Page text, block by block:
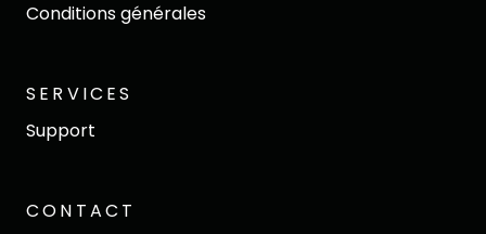
Conditions générales
SERVICES
Support
CONTACT